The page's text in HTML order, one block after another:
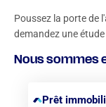
Poussez la porte de
demandez une
Nous sommes
Prêt